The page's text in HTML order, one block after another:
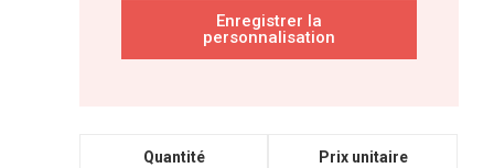
Enregistrer la
personnalisation
Quantité Prix unitaire